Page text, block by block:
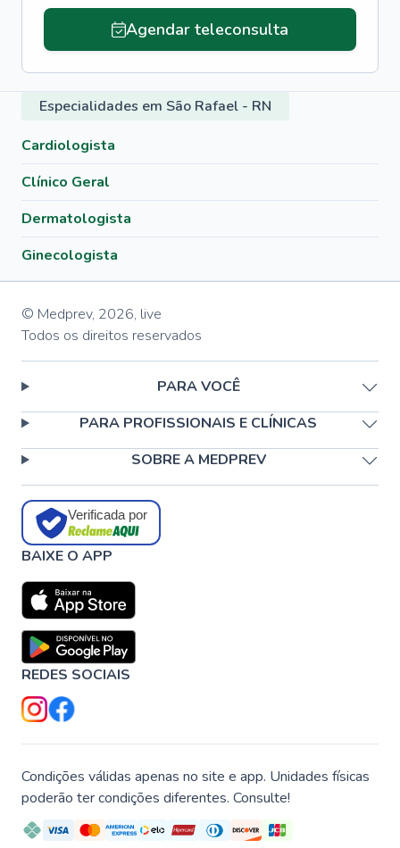
Agendar teleconsulta
Especialidades em São Rafael - RN
Cardiologista
Clínico Geral
Dermatologista
Ginecologista
© Medprev, 2026, live
Todos os direitos reservados
PARA VOCÊ
PARA PROFISSIONAIS E CLÍNICAS
SOBRE A MEDPREV
Verificada por
BAIXE O APP
REDES SOCIAIS
Condições válidas apenas no site e app. Unidades físicas
poderão ter condições diferentes. Consulte!